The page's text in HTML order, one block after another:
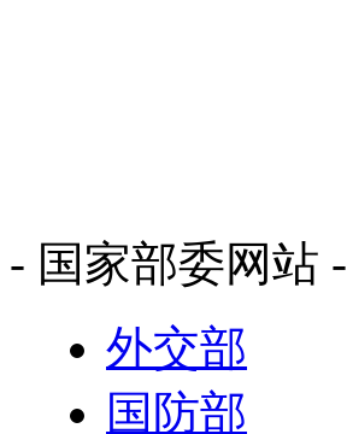
- 国家部委网站 -
外交部
国防部